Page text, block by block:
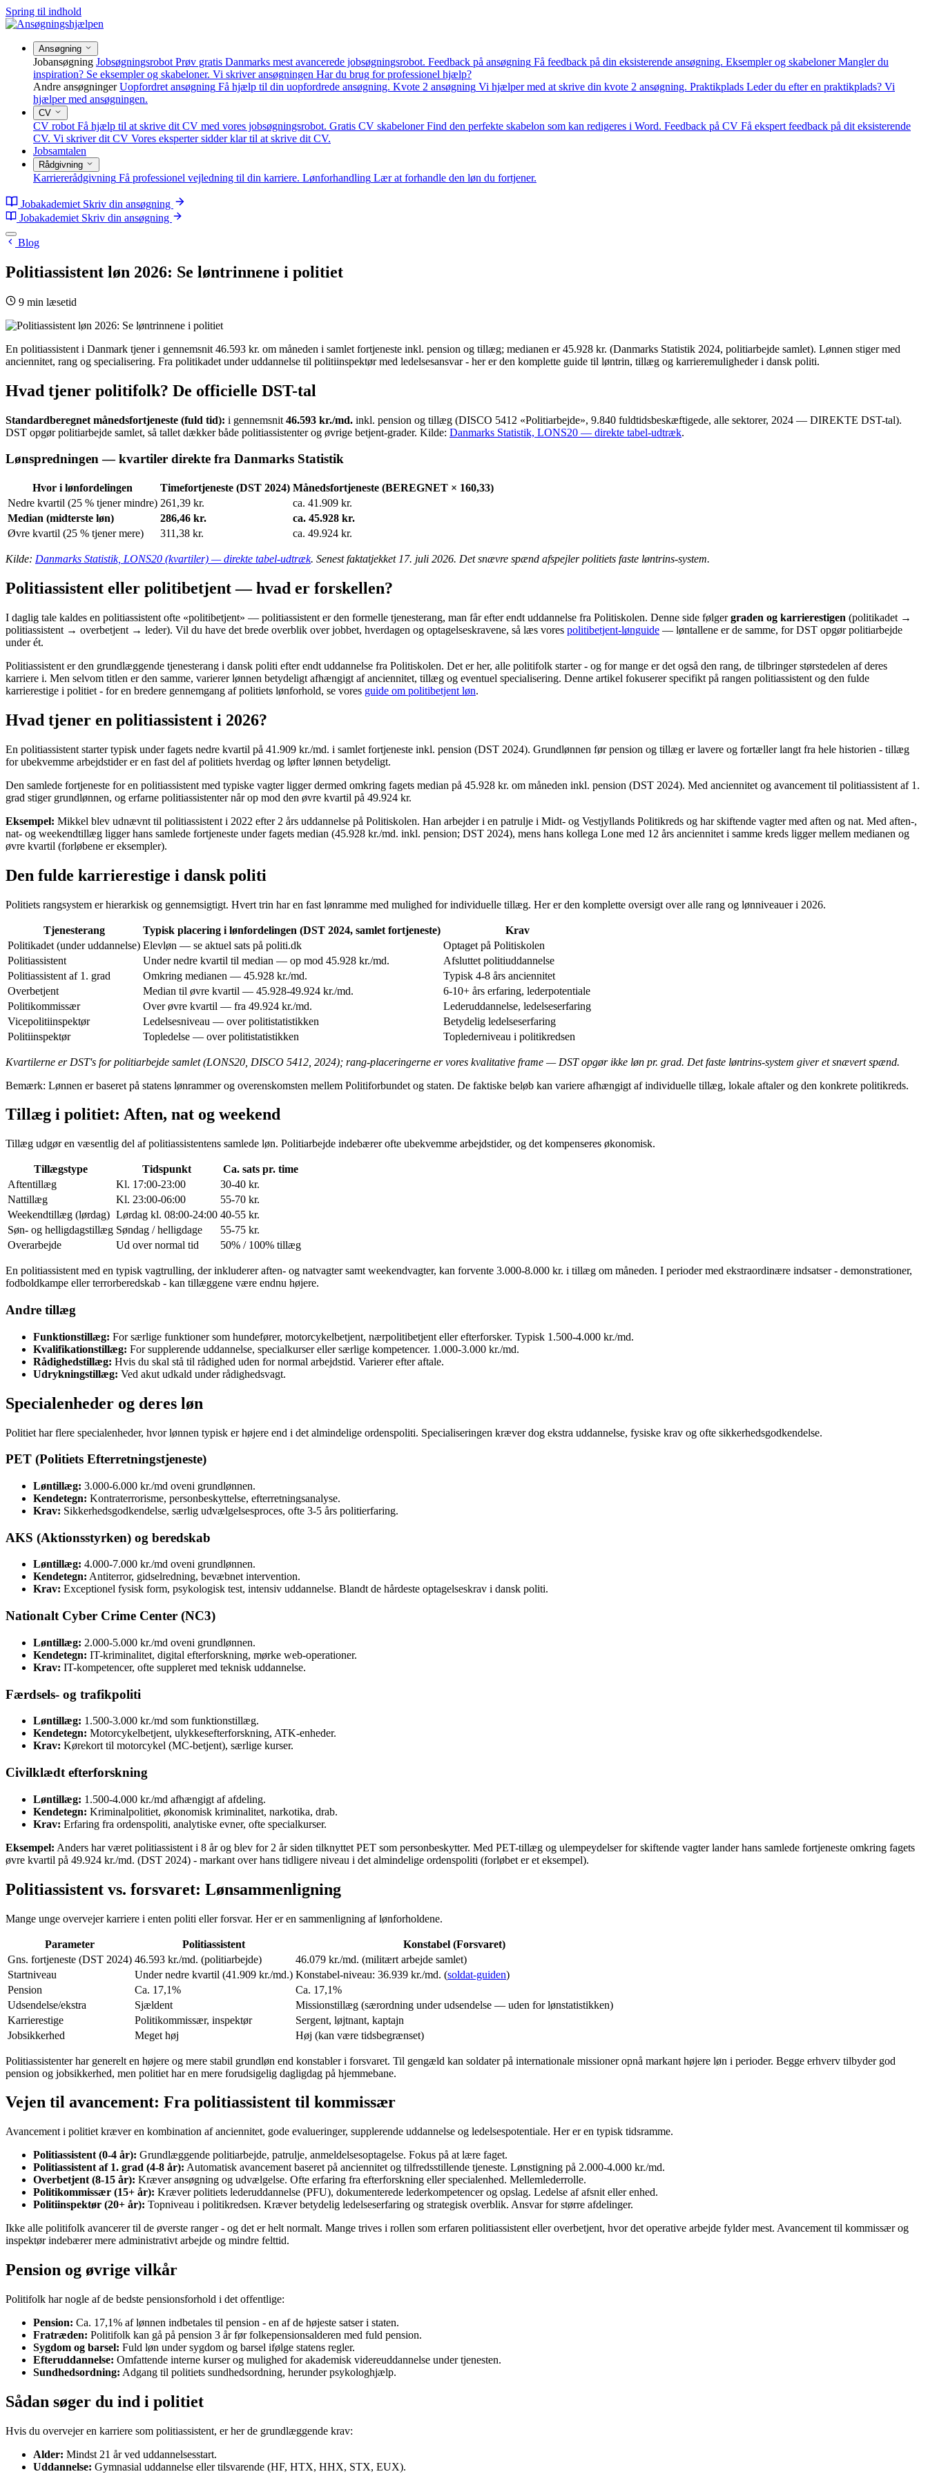
Spring til indhold
Ansøgning
Jobansøgning Jobsøgningsrobot Prøv gratis Danmarks mest avancerede jobsøgningsrobot. Feedback på ansøgning Få feedback på din eksisterende ansøgning. Eksempler og skabeloner Mangler du
inspiration? Se eksempler og skabeloner. Vi skriver ansøgningen Har du brug for professionel hjælp?
Andre ansøgninger Uopfordret ansøgning Få hjælp til din uopfordrede ansøgning. Kvote 2 ansøgning Vi hjælper med at skrive din kvote 2 ansøgning. Praktikplads Leder du efter en praktikplads? Vi
hjælper med ansøgningen.
CV
CV robot Få hjælp til at skrive dit CV med vores jobsøgningsrobot. Gratis CV skabeloner Find den perfekte skabelon som kan redigeres i Word. Feedback på CV Få ekspert feedback på dit eksisterende
CV. Vi skriver dit CV Vores eksperter sidder klar til at skrive dit CV.
Jobsamtalen
Rådgivning
Karriererådgivning Få professionel vejledning til din karriere. Lønforhandling Lær at forhandle den løn du fortjener.
Jobakademiet Skriv din ansøgning
Jobakademiet Skriv din ansøgning
Blog
Politiassistent løn 2026: Se løntrinnene i politiet
9 min læsetid
En politiassistent i Danmark tjener i gennemsnit 46.593 kr. om måneden i samlet fortjeneste inkl. pension og tillæg; medianen er 45.928 kr. (Danmarks Statistik 2024, politiarbejde samlet). Lønnen stiger med
anciennitet, rang og specialisering. Fra politikadet under uddannelse til politiinspektør med ledelsesansvar - her er den komplette guide til løntrin, tillæg og karrieremuligheder i dansk politi.
Hvad tjener politifolk? De officielle DST-tal
Standardberegnet månedsfortjeneste (fuld tid): i gennemsnit 46.593 kr./md. inkl. pension og tillæg (DISCO 5412 «Politiarbejde», 9.840 fuldtidsbeskæftigede, alle sektorer, 2024 — DIREKTE DST-tal).
DST opgør politiarbejde samlet, så tallet dækker både politiassistenter og øvrige betjent-grader. Kilde: Danmarks Statistik, LONS20 — direkte tabel-udtræk.
Lønspredningen — kvartiler direkte fra Danmarks Statistik
Hvor i lønfordelingen Timefortjeneste (DST 2024) Månedsfortjeneste (BEREGNET × 160,33)
Nedre kvartil (25 % tjener mindre) 261,39 kr.
ca. 41.909 kr.
Median (midterste løn)
286,46 kr.
ca. 45.928 kr.
Øvre kvartil (25 % tjener mere)
311,38 kr. ca. 49.924 kr.
Kilde: Danmarks Statistik, LONS20 (kvartiler) — direkte tabel-udtræk. Senest faktatjekket 17. juli 2026. Det snævre spænd afspejler politiets faste løntrins-system.
Politiassistent eller politibetjent — hvad er forskellen?
I daglig tale kaldes en politiassistent ofte «politibetjent» — politiassistent er den formelle tjenesterang, man får efter endt uddannelse fra Politiskolen. Denne side følgergraden og karrierestigen (politikadet →
politiassistent → overbetjent → leder). Vil du have det brede overblik over jobbet, hverdagen og optagelseskravene, så læs vores politibetjent-lønguide — løntallene er de samme, for DST opgør politiarbejde
under ét.
Politiassistent er den grundlæggende tjenesterang i dansk politi efter endt uddannelse fra Politiskolen. Det er her, alle politifolk starter - og for mange er det også den rang, de tilbringer størstedelen af deres
karriere i. Men selvom titlen er den samme, varierer lønnen betydeligt afhængigt af anciennitet, tillæg og eventuel specialisering. Denne artikel fokuserer specifikt på rangen politiassistent og den fulde
karrierestige i politiet - for en bredere gennemgang af politiets lønforhold, se vores guide om politibetjent løn.
Hvad tjener en politiassistent i 2026?
En politiassistent starter typisk under fagets nedre kvartil på 41.909 kr./md. i samlet fortjeneste inkl. pension (DST 2024). Grundlønnen før pension og tillæg er lavere og fortæller langt fra hele historien - tillæg
for ubekvemme arbejdstider er en fast del af politiets hverdag og løfter lønnen betydeligt.
Den samlede fortjeneste for en politiassistent med typiske vagter ligger dermed omkring fagets median på 45.928 kr. om måneden inkl. pension (DST 2024). Med anciennitet og avancement til politiassistent af 1.
grad stiger grundlønnen, og erfarne politiassistenter når op mod den øvre kvartil på 49.924 kr.
Eksempel: Mikkel blev udnævnt til politiassistent i 2022 efter 2 års uddannelse på Politiskolen. Han arbejder i en patrulje i Midt- og Vestjyllands Politikreds og har skiftende vagter med aften og nat. Med aften-,
nat- og weekendtillæg ligger hans samlede fortjeneste under fagets median (45.928 kr./md. inkl. pension; DST 2024), mens hans kollega Lone med 12 års anciennitet i samme kreds ligger mellem medianen og
øvre kvartil (forløbene er eksempler).
Den fulde karrierestige i dansk politi
Politiets rangsystem er hierarkisk og gennemsigtigt. Hvert trin har en fast lønramme med mulighed for individuelle tillæg. Her er den komplette oversigt over alle rang og lønniveauer i 2026.
Tjenesterang Typisk placering i lønfordelingen (DST 2024, samlet fortjeneste)
Krav
Politikadet (under uddannelse) Elevløn — se aktuel sats på politi.dk
Optaget på Politiskolen
Politiassistent
Under nedre kvartil til median — op mod 45.928 kr./md.
Afsluttet politiuddannelse
Politiassistent af 1. grad
Omkring medianen — 45.928 kr./md.
Typisk 4-8 års anciennitet
Overbetjent
Median til øvre kvartil — 45.928-49.924 kr./md.
6-10+ års erfaring, lederpotentiale
Politikommissær
Over øvre kvartil — fra 49.924 kr./md.
Lederuddannelse, ledelseserfaring
Vicepolitiinspektør
Ledelsesniveau — over politistatistikken
Betydelig ledelseserfaring
Politiinspektør
Topledelse — over politistatistikken Toplederniveau i politikredsen
Kvartilerne er DST's for politiarbejde samlet (LONS20, DISCO 5412, 2024); rang-placeringerne er vores kvalitative frame — DST opgør ikke løn pr. grad. Det faste løntrins-system giver et snævert spænd.
Bemærk: Lønnen er baseret på statens lønrammer og overenskomsten mellem Politiforbundet og staten. De faktiske beløb kan variere afhængigt af individuelle tillæg, lokale aftaler og den konkrete politikreds.
Tillæg i politiet: Aften, nat og weekend
Tillæg udgør en væsentlig del af politiassistentens samlede løn. Politiarbejde indebærer ofte ubekvemme arbejdstider, og det kompenseres økonomisk.
Tillægstype Tidspunkt
Ca. sats pr. time
Aftentillæg
Kl. 17:00-23:00
30-40 kr.
Nattillæg
Kl. 23:00-06:00
55-70 kr.
Weekendtillæg (lørdag) Lørdag kl. 08:00-24:00 40-55 kr.
Søn- og helligdagstillæg Søndag / helligdage
55-75 kr.
Overarbejde
Ud over normal tid 50% / 100% tillæg
En politiassistent med en typisk vagtrulling, der inkluderer aften- og natvagter samt weekendvagter, kan forvente 3.000-8.000 kr. i tillæg om måneden. I perioder med ekstraordinære indsatser - demonstrationer,
fodboldkampe eller terrorberedskab - kan tillæggene være endnu højere.
Andre tillæg
Funktionstillæg: For særlige funktioner som hundefører, motorcykelbetjent, nærpolitibetjent eller efterforsker. Typisk 1.500-4.000 kr./md.
Kvalifikationstillæg: For supplerende uddannelse, specialkurser eller særlige kompetencer. 1.000-3.000 kr./md.
Rådighedstillæg: Hvis du skal stå til rådighed uden for normal arbejdstid. Varierer efter aftale.
Udrykningstillæg: Ved akut udkald under rådighedsvagt.
Specialenheder og deres løn
Politiet har flere specialenheder, hvor lønnen typisk er højere end i det almindelige ordenspoliti. Specialiseringen kræver dog ekstra uddannelse, fysiske krav og ofte sikkerhedsgodkendelse.
PET (Politiets Efterretningstjeneste)
Løntillæg: 3.000-6.000 kr./md oveni grundlønnen.
Kendetegn: Kontraterrorisme, personbeskyttelse, efterretningsanalyse.
Krav: Sikkerhedsgodkendelse, særlig udvælgelsesproces, ofte 3-5 års politierfaring.
AKS (Aktionsstyrken) og beredskab
Løntillæg: 4.000-7.000 kr./md oveni grundlønnen.
Kendetegn: Antiterror, gidselredning, bevæbnet intervention.
Krav: Exceptionel fysisk form, psykologisk test, intensiv uddannelse. Blandt de hårdeste optagelseskrav i dansk politi.
Nationalt Cyber Crime Center (NC3)
Løntillæg: 2.000-5.000 kr./md oveni grundlønnen.
Kendetegn: IT-kriminalitet, digital efterforskning, mørke web-operationer.
Krav: IT-kompetencer, ofte suppleret med teknisk uddannelse.
Færdsels- og trafikpoliti
Løntillæg: 1.500-3.000 kr./md som funktionstillæg.
Kendetegn: Motorcykelbetjent, ulykkesefterforskning, ATK-enheder.
Krav: Kørekort til motorcykel (MC-betjent), særlige kurser.
Civilklædt efterforskning
Løntillæg: 1.500-4.000 kr./md afhængigt af afdeling.
Kendetegn: Kriminalpolitiet, økonomisk kriminalitet, narkotika, drab.
Krav: Erfaring fra ordenspoliti, analytiske evner, ofte specialkurser.
Eksempel: Anders har været politiassistent i 8 år og blev for 2 år siden tilknyttet PET som personbeskytter. Med PET-tillæg og ulempeydelser for skiftende vagter lander hans samlede fortjeneste omkring fagets
øvre kvartil på 49.924 kr./md. (DST 2024) - markant over hans tidligere niveau i det almindelige ordenspoliti (forløbet er et eksempel).
Politiassistent vs. forsvaret: Lønsammenligning
Mange unge overvejer karriere i enten politi eller forsvar. Her er en sammenligning af lønforholdene.
Parameter Politiassistent
Konstabel (Forsvaret)
Gns. fortjeneste (DST 2024) 46.593 kr./md. (politiarbejde)
46.079 kr./md. (militært arbejde samlet)
Startniveau
Under nedre kvartil (41.909 kr./md.) Konstabel-niveau: 36.939 kr./md. (soldat-guiden)
Pension
Ca. 17,1%
Ca. 17,1%
Udsendelse/ekstra
Sjældent
Missionstillæg (særordning under udsendelse — uden for lønstatistikken)
Karrierestige
Politikommissær, inspektør
Sergent, løjtnant, kaptajn
Jobsikkerhed
Meget høj Høj (kan være tidsbegrænset)
Politiassistenter har generelt en højere og mere stabil grundløn end konstabler i forsvaret. Til gengæld kan soldater på internationale missioner opnå markant højere løn i perioder. Begge erhverv tilbyder god
pension og jobsikkerhed, men politiet har en mere forudsigelig dagligdag på hjemmebane.
Vejen til avancement: Fra politiassistent til kommissær
Avancement i politiet kræver en kombination af anciennitet, gode evalueringer, supplerende uddannelse og ledelsespotentiale. Her er en typisk tidsramme.
Politiassistent (0-4 år): Grundlæggende politiarbejde, patrulje, anmeldelsesoptagelse. Fokus på at lære faget.
Politiassistent af 1. grad (4-8 år): Automatisk avancement baseret på anciennitet og tilfredsstillende tjeneste. Lønstigning på 2.000-4.000 kr./md.
Overbetjent (8-15 år): Kræver ansøgning og udvælgelse. Ofte erfaring fra efterforskning eller specialenhed. Mellemlederrolle.
Politikommissær (15+ år): Kræver politiets lederuddannelse (PFU), dokumenterede lederkompetencer og opslag. Ledelse af afsnit eller enhed.
Politiinspektør (20+ år): Topniveau i politikredsen. Kræver betydelig ledelseserfaring og strategisk overblik. Ansvar for større afdelinger.
Ikke alle politifolk avancerer til de øverste ranger - og det er helt normalt. Mange trives i rollen som erfaren politiassistent eller overbetjent, hvor det operative arbejde fylder mest. Avancement til kommissær og
inspektør indebærer mere administrativt arbejde og mindre felttid.
Pension og øvrige vilkår
Politifolk har nogle af de bedste pensionsforhold i det offentlige:
Pension: Ca. 17,1% af lønnen indbetales til pension - en af de højeste satser i staten.
Fratræden: Politifolk kan gå på pension 3 år før folkepensionsalderen med fuld pension.
Sygdom og barsel: Fuld løn under sygdom og barsel ifølge statens regler.
Efteruddannelse: Omfattende interne kurser og mulighed for akademisk videreuddannelse under tjenesten.
Sundhedsordning: Adgang til politiets sundhedsordning, herunder psykologhjælp.
Sådan søger du ind i politiet
Hvis du overvejer en karriere som politiassistent, er her de grundlæggende krav:
Alder: Mindst 21 år ved uddannelsesstart.
Uddannelse: Gymnasial uddannelse eller tilsvarende (HF, HTX, HHX, STX, EUX).